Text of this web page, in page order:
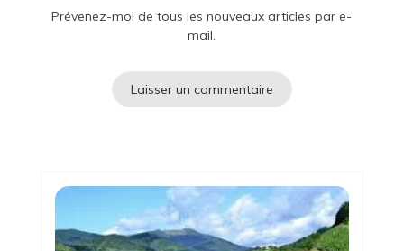
Prévenez-moi de tous les nouveaux articles par e-
mail.